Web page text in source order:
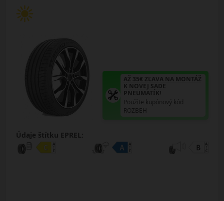
AŽ 35€ ZĽAVA NA MONTÁŽ
K NOVEJ SADE
PNEUMATÍK!
Použite kupónový kód
ROZBEH
Údaje štítku EPREL: